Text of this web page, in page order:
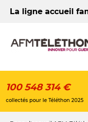
contenuLa ligne accueil
100 548 314 €
collectés pour le Téléthon 2025